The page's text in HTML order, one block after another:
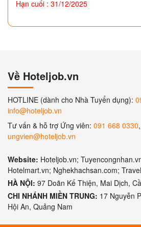
Hạn cuối : 31/12/2025
Về Hoteljob.vn
HOTLINE (dành cho Nhà Tuyển dụng):
info@hoteljob.vn
Tư vấn & hỗ trợ Ứng viên: 091 668 0330
ungvien@hoteljob.vn
Website: Hoteljob.vn;
Hotelmart.vn; Nghekhachsan.com;
HÀ NỘI: 97 Doãn Kế Thiện, Mai Dịch,
CHI NHÁNH MIỀN TRUNG: 17 Nguyễn
Hội An, Quảng Nam